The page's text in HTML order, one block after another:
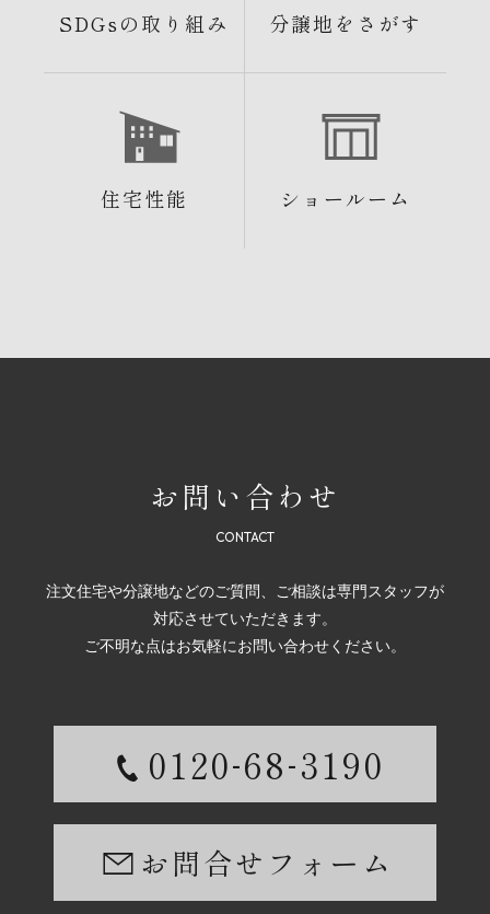
SDGsの取り組み 分譲地をさがす
住宅性能 ショールーム
お問い合わせ
注文住宅や分譲地などのご質問、ご相談は専門スタッフが
対応させていただきます。
ご不明な点はお気軽にお問い合わせください。
0120-68-3190
お問合せフォーム